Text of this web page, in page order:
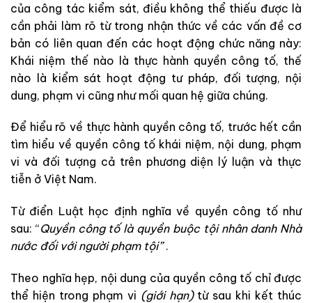
của công tác kiểm sát, điều không thể thiếu được là
cần phải làm rõ từ trong nhận thức về các vấn đề cơ
bản có liên quan đến các hoạt động chức năng này:
Khái niệm thế nào là thực hành quyền công tố, thế
nào là kiểm sát hoạt động tư pháp, đối tượng, nội
dung, phạm vi cũng như mối quan hệ giữa chúng.
Để hiểu rõ về thực hành quyền công tố, trước hết cần
tìm hiểu về quyền công tố khái niệm, nội dung, phạm
vi và đối tượng cả trên phương diện lý luậnvà thực
tiễn ở Việt Nam.
Từ điển Luật học định nghĩavề quyền công tố như
sau: “Quyền công tố là quyền buộc tội nhân danh Nhà
nước đối vớingườiphạm tội”.
Theo nghĩa hẹp, nội dung của quyền công tố chỉ được
thể hiện trong phạm vi (giới hạn) từ sau khi kết thúc